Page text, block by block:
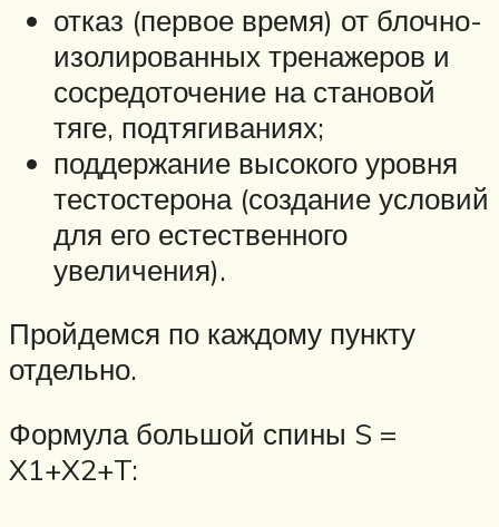
отказ (первое время) от блочно-
изолированных тренажеров и
сосредоточение на становой
тяге, подтягиваниях;
поддержание высокого уровня
тестостерона (создание условий
для его естественного
увеличения).
Пройдемся по каждому пункту
отдельно.
Формула большой спины S =
X1+X2+T: